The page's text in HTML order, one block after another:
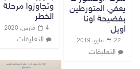
يعفي المتورطين
بفضيحة اونا
اويل
22 مايو، 2019
التعليقات
وتجاوزوا مرحلة
الخطر
4 مارس، 2020
التعليقات